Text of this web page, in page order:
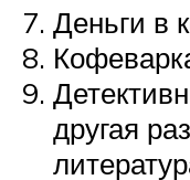
Деньги в
другая